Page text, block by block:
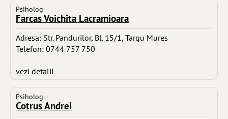
Psiholog
Farcas Voichita Lacramioara
Adresa: Str. Pandurilor, Bl. 15/1, Targu Mures
Telefon: 0744 757 750
vezi detalii
Psiholog
Cotrus Andrei